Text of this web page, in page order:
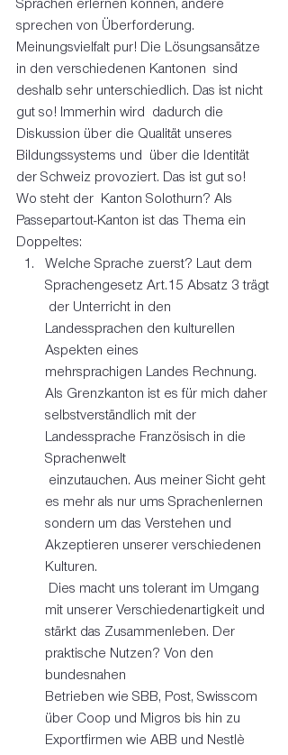
Sprachen erlernen können, andere
sprechen von Überforderung.
Meinungsvielfalt pur! Die Lösungsansätze
in den verschiedenen Kantonen  sind
deshalb sehr unterschiedlich. Das ist nicht
gut so! Immerhin wird  dadurch die
Diskussion über die Qualität unseres
Bildungssystems und  über die Identität
der Schweiz provoziert. Das ist gut so!
Wo steht der  Kanton Solothurn? Als
Passepartout-Kanton ist das Thema ein
Doppeltes:
Welche Sprache zuerst? Laut dem
Sprachengesetz Art.15 Absatz 3 trägt
Landessprachen den kulturellen
Aspekten eines
mehrsprachigen Landes Rechnung.
Als Grenzkanton ist es für mich daher
selbstverständlich mit der
Landessprache Französisch in die
Sprachenwelt
es mehr als nur ums Sprachenlernen
sondern um das Verstehen und
Akzeptieren unserer verschiedenen
Kulturen.
mit unserer Verschiedenartigkeit und
stärkt das Zusammenleben. Der
praktische Nutzen? Von den
bundesnahen
Betrieben wie SBB, Post, Swisscom
über Coop und Migros bis hin zu
Exportfirmen wie ABB und Nestlè